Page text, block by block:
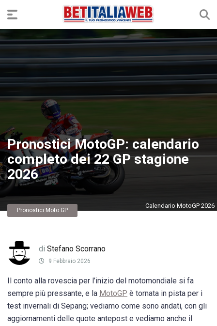
Pronostici MotoGP: calendario
completo dei 22 GP stagione
2026
Calendario MotoGP 2026
Pronostici Moto GP
di Stefano Scorrano
9 Febbraio 2026
Il conto alla rovescia per l’inizio del motomondiale si fa
sempre più pressante, e la MotoGP è tornata in pista per i
test invernali di Sepang; vediamo come sono andati, con gli
aggiornamenti delle quote antepost e vediamo anche il